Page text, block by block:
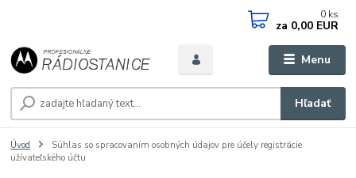
Menu
Hľadať
0 ks
za 0,00 EUR
Úvod
Súhlas so spracovaním osobných údajov pre účely registrácie
užívateľského účtu